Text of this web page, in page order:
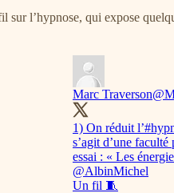
l’hypnose, qui expose
Marc Traverson
1) On réduit l’
s’agit d’une
essai : « Les
@AlbinMichel
Un fil 🧵